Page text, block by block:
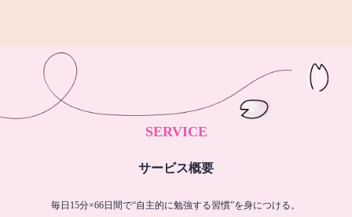
SERVICE
サービス概要
毎日15分×66日間で“自主的に勉強する習慣”を身につける。